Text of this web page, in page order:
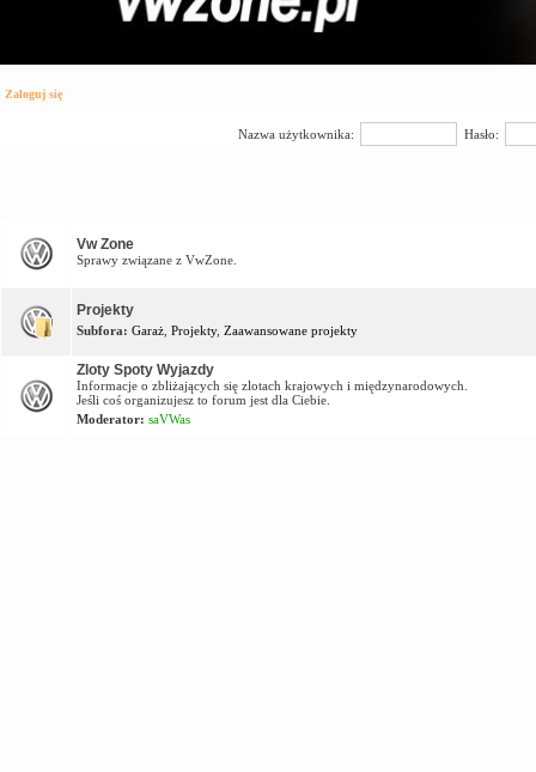
Zaloguj się
Nazwa użytkownika: Hasło:
Vw Zone
Sprawy związane z VwZone.
Projekty
Subfora: Garaż Projekty, Zaawansowane projekty
Zloty Spoty Wyjazdy
Informacje o zbliżających się zlotach krajowych i międzynarodowych.
Jeśli coś organizujesz to forum jest dla Ciebie.
Moderator: saVWas